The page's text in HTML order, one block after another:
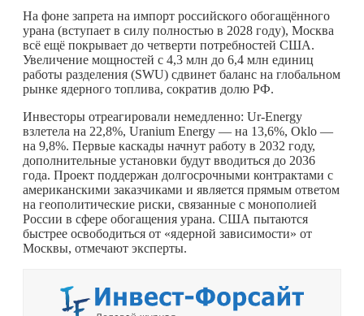
На фоне запрета на импорт российского обогащённого
урана (вступает в силу полностью в 2028 году), Москва
всё ещё покрывает до четверти потребностей США.
Увеличение мощностей с 4,3 млн до 6,4 млн единиц
работы разделения (SWU) сдвинет баланс на глобальном
рынке ядерного топлива, сократив долю РФ.
Инвесторы отреагировали немедленно: Ur-Energy
взлетела на 22,8%, Uranium Energy — на 13,6%, Oklo —
на 9,8%. Первые каскады начнут работу в 2032 году,
дополнительные установки будут вводиться до 2036
года. Проект поддержан долгосрочными контрактами с
американскими заказчиками и является прямым ответом
на геополитические риски, связанные с монополией
России в сфере обогащения урана. США пытаются
быстрее освободиться от «ядерной зависимости» от
Москвы, отмечают эксперты.